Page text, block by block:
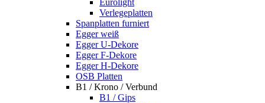
Eurolight
Verlegeplatten
Spanplatten furniert
Egger weiß
Egger U-Dekore
Egger F-Dekore
Egger H-Dekore
OSB Platten
B1 / Krono / Verbund
B1 / Gips